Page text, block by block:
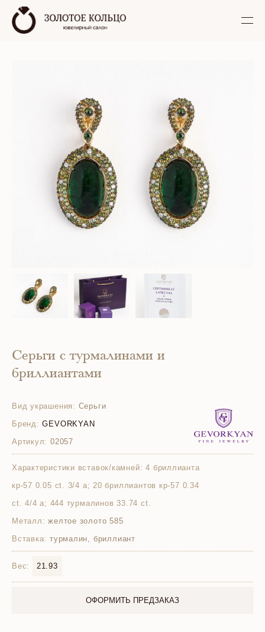
Серьги с турмалинами и
бриллиантами
Вид украшения: Серьги
Бренд: GEVORKYAN
Артикул: 02057
Характеристики вставок/камней: 4 бриллианта
кр-57 0.05 ct. 3/4 а; 20 бриллиантов кр-57 0.34
ct. 4/4 а; 444 турмалинов 33.74 ct.
Металл: желтое золото 585
Вставка: турмалин, бриллиант
Вес: 21.93
ОФОРМИТЬ ПРЕДЗАКАЗ